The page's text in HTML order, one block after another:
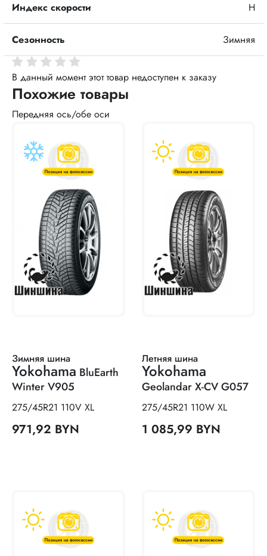
Индекс скорости H
Сезонность Зимняя
В данный момент этот товар недоступен к заказу
Похожие товары
Передняя ось/обе оси
Зимняя шина
Yokohama BluEarth
Winter V905
275/45R21 110V XL
971,92 BYN
Летняя шина
Yokohama
Geolandar X-CV G057
275/45R21 110W XL
1 085,99 BYN